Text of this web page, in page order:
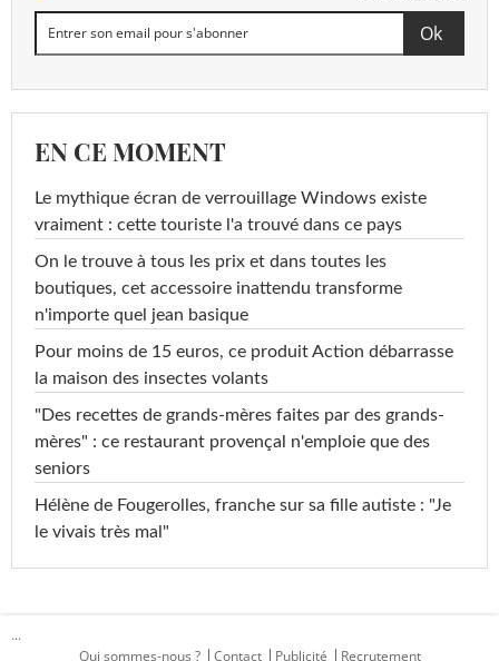
EN CE MOMENT
Le mythique écran de verrouillage Windows existe
vraiment : cette touriste l'a trouvé dans ce pays
On le trouve à tous les prix et dans toutes les
boutiques, cet accessoire inattendu transforme
n'importe quel jean basique
Pour moins de 15 euros, ce produit Action débarrasse
la maison des insectes volants
"Des recettes de grands-mères faites par des grands-
mères" : ce restaurant provençal n'emploie que des
seniors
Hélène de Fougerolles, franche sur sa fille autiste : "Je
le vivais très mal"
...
Qui sommes-nous ?
Contact Publicité Recrutement